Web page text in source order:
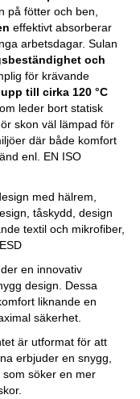
på fötter och ben,
effektivt absorberar
arbetsdagar. Sulan
och
för krävande
till cirka 120 °C
leder bort statisk
skon väl lämpad för
där både komfort
enl. EN ISO
med hälrem,
tåskydd, design
textil och mikrofiber,
en innovativ
design. Dessa
liknande en
säkerhet.
är utformat för att
erbjuder en snygg,
söker en mer